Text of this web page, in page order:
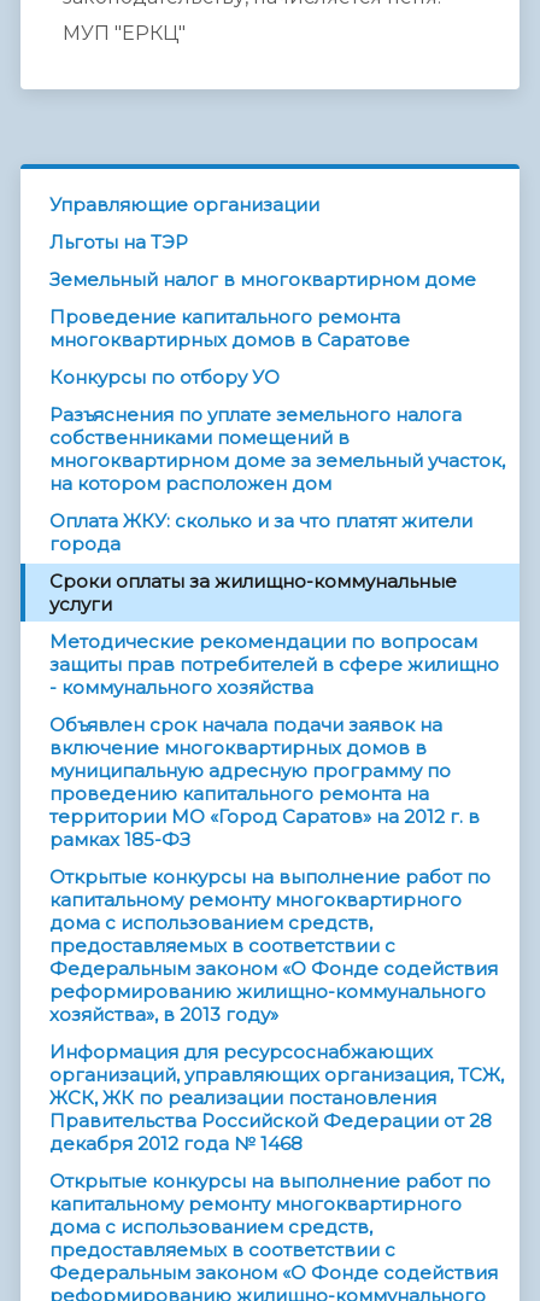
МУП "ЕРКЦ"
Управляющие организации
Льготы на ТЭР
Земельный налог в многоквартирном доме
Проведение капитального ремонта
многоквартирных домов в Саратове
Конкурсы по отбору УО
Разъяснения по уплате земельного налога
собственниками помещений в
многоквартирном доме за земельный участок,
на котором расположен дом
Оплата ЖКУ: сколько и за что платят жители
города
Сроки оплаты за жилищно-коммунальные
услуги
Методические рекомендации по вопросам
защиты прав потребителей в сфере жилищно
- коммунального хозяйства
Объявлен срок начала подачи заявок на
включение многоквартирных домов в
муниципальную адресную программу по
проведению капитального ремонта на
территории МО «Город Саратов» на 2012 г. в
рамках 185-ФЗ
Открытые конкурсы на выполнение работ по
капитальному ремонту многоквартирного
дома с использованием средств,
предоставляемых в соответствии с
Федеральным законом «О Фонде содействия
реформированию жилищно-коммунального
хозяйства», в 2013 году»
Информация для ресурсоснабжающих
организаций, управляющих организация, ТСЖ,
ЖСК, ЖК по реализации постановления
Правительства Российской Федерации от 28
декабря 2012 года № 1468
Открытые конкурсы на выполнение работ по
капитальному ремонту многоквартирного
дома с использованием средств,
предоставляемых в соответствии с
Федеральным законом «О Фонде содействия
реформированию жилищно-коммунального